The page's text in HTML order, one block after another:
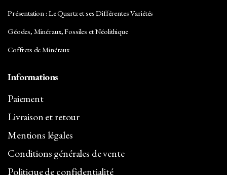
Présentation : Le Quartz et ses Différentes Variétés
Géodes, Minéraux, Fossiles et Néolithique
Coffrets de Minéraux
Informations
Paiement
Livraison et retour
Mentions légales
Conditions générales de vente
Politique de confidentialité